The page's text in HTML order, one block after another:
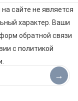
сайте не является
характер. Ваши
обратной связи
с политикой
→